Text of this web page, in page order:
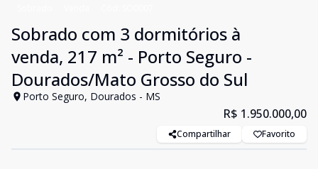
Sobrado com 3 dormitórios à
venda, 217 m² - Porto Seguro -
Dourados/Mato Grosso do Sul
Porto Seguro, Dourados - MS
R$ 1.950.000,00
Compartilhar Favorito